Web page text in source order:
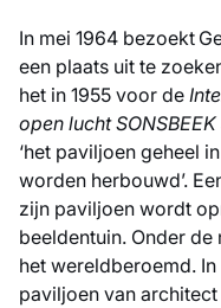
In mei 1964 bezoekt
een plaats uit te
het in 1955 voor de
open lucht SONSBEEK
‘het paviljoen geheel
worden herbouwd’.
zijn paviljoen wordt
beeldentuin. Onder de
het wereldberoemd.
paviljoen van